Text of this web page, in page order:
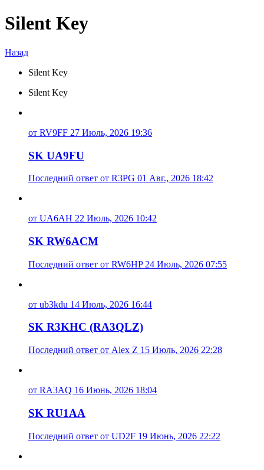
Silent Key
Назад
Silent Key
Silent Key
от RV9FF 27 Июль, 2026 19:36
SK UA9FU
Последний ответ от R3PG 01 Авг., 2026 18:42
от UA6AH 22 Июль, 2026 10:42
SK RW6ACM
Последний ответ от RW6HP 24 Июль, 2026 07:55
от ub3kdu 14 Июль, 2026 16:44
SK R3KHC (RA3QLZ)
Последний ответ от Alex Z 15 Июль, 2026 22:28
от RA3AQ 16 Июнь, 2026 18:04
SK RU1AA
Последний ответ от UD2F 19 Июнь, 2026 22:22